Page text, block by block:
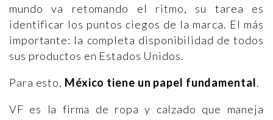
mundo va retomando el ritmo, su tarea es
identificar los puntos ciegos de la marca. El más
importante: la completa disponibilidad de todos
sus productos en Estados Unidos.
Para esto, México tiene un papel fundamental.
VF es la firma de ropa y calzado que maneja